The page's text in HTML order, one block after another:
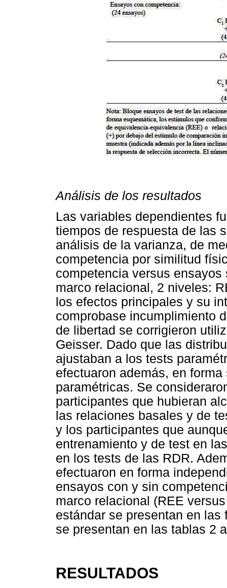
Análisis de los resultados
Las variables dependientes
tiempos de respuesta de las
análisis de la varianza, de
competencia por similitud
competencia versus
marco relacional, 2 niveles:
los efectos principales y su
comprobase incumplimiento
de libertad se corrigieron
Geisser. Dado que las
ajustaban a los tests
efectuaron además, en
paramétricas. Se
participantes que hubieran
las relaciones basales y de
y los participantes que
entrenamiento y de test en
en los tests de las RDR.
efectuaron en forma
ensayos con y sin
marco relacional (REE
estándar se presentan en
se presentan en las tablas 2
RESULTADOS